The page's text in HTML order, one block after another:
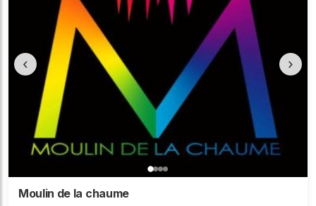
‹ ›
Moulin de la chaume